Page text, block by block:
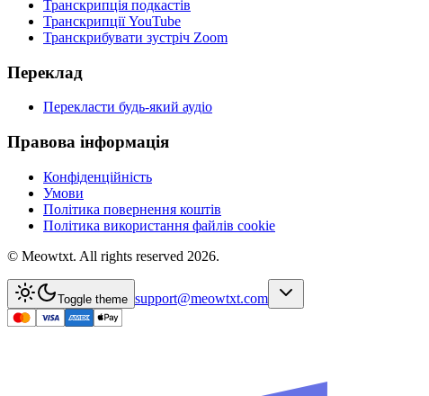
Транскрипція подкастів
Транскрипції YouTube
Транскрибувати зустріч Zoom
Переклад
Перекласти будь-який аудіо
Правова інформація
Конфіденційність
Умови
Політика повернення коштів
Політика використання файлів cookie
© Meowtxt. All rights reserved 2026.
Toggle theme support@meowtxt.com